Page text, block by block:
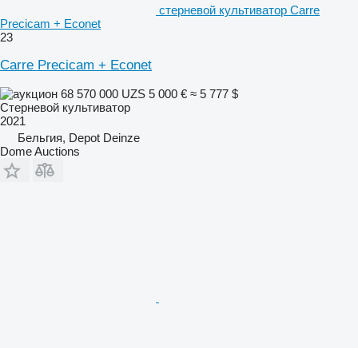
стерневой культиватор Carre
Precicam + Econet
23
Carre Precicam + Econet
68 570 000 UZS 5 000 € ≈ 5 777 $
Стерневой культиватор
2021
Бельгия, Depot Deinze
Dome Auctions